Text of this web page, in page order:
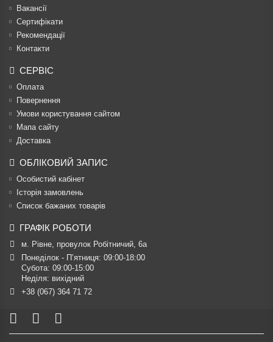
Вакансії
Сертифікати
Рекомендації
Контакти
СЕРВІС
Оплата
Повернення
Умови користування сайтом
Мапа сайту
Доставка
ОБЛІКОВИЙ ЗАПИС
Особистий кабінет
Історія замовлень
Список бажаних товарів
ГРАФІК РОБОТИ
м. Рівне, провулок Робітничий, 6а
Понеділок - П’ятниця: 09:00-18:00
Субота: 09:00-15:00
Неділя: вихідний
+38 (067) 364 71 72